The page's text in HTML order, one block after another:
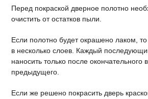
Перед покраской дверное полотно
очистить от остатков пыли.
Если полотно будет окрашено лаком,
в несколько слоев. Каждый
наносить только после окончательного
предыдущего.
Если же решено покрасить дверь